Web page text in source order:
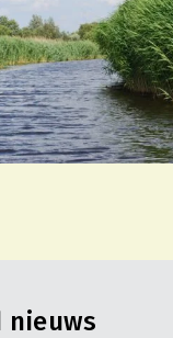
en zomerbloemen
nieuws